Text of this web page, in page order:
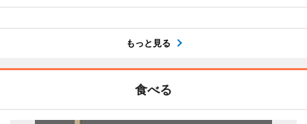
もっと見る
食べる